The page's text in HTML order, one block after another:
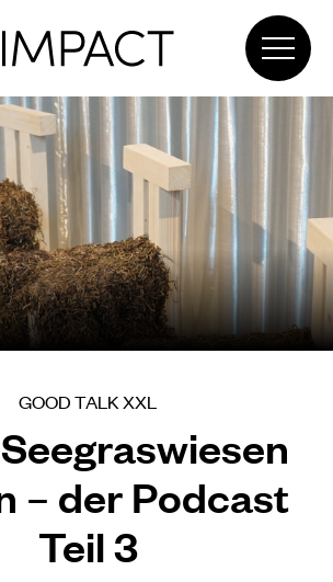
GOOD TALK XXL
– der Podcast
Teil 3